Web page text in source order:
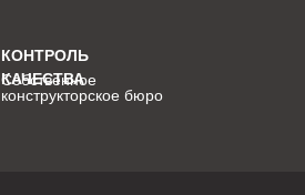
КОНТРОЛЬ
КАЧЕСТВА
Собственное
конструкторское бюро